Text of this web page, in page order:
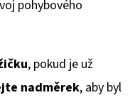
pohybového
, pokud je už
nadměrek, aby byl